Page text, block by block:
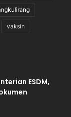
vaksin
ESDM,